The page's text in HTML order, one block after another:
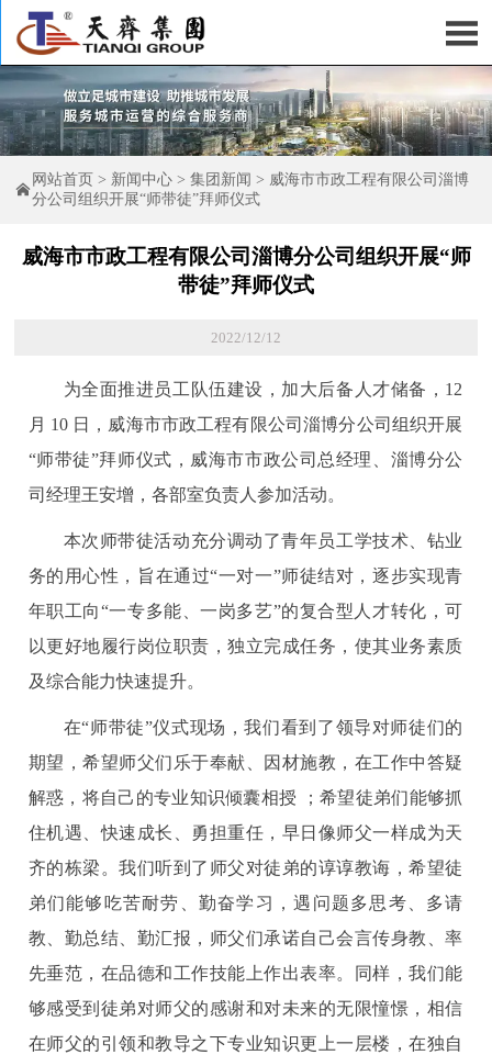


网站首页 > 新闻中心 > 集团新闻 > 威海市市政工程有限公司淄博
分公司组织开展“师带徒”拜师仪式
威海市市政工程有限公司淄博分公司组织开展“师
带徒”拜师仪式
2022/12/12
为全面推进员工队伍建设，加大后备人才储备，12
月 10 日，威海市市政工程有限公司淄博分公司组织开展
“师带徒”拜师仪式，威海市市政公司总经理、淄博分公
司经理王安增，各部室负责人参加活动。
本次师带徒活动充分调动了青年员工学技术、钻业
务的用心性，旨在通过“一对一”师徒结对，逐步实现青
年职工向“一专多能、一岗多艺”的复合型人才转化，可
以更好地履行岗位职责，独立完成任务，使其业务素质
及综合能力快速提升。
在“师带徒”仪式现场，我们看到了领导对师徒们的
期望，希望师父们乐于奉献、因材施教，在工作中答疑
解惑，将自己的专业知识倾囊相授 ；希望徒弟们能够抓
住机遇、快速成长、勇担重任，早日像师父一样成为天
齐的栋梁。我们听到了师父对徒弟的谆谆教诲，希望徒
弟们能够吃苦耐劳、勤奋学习，遇问题多思考、多请
教、勤总结、勤汇报，师父们承诺自己会言传身教、率
先垂范，在品德和工作技能上作出表率。同样，我们能
够感受到徒弟对师父的感谢和对未来的无限憧憬，相信
在师父的引领和教导之下专业知识更上一层楼，在独自